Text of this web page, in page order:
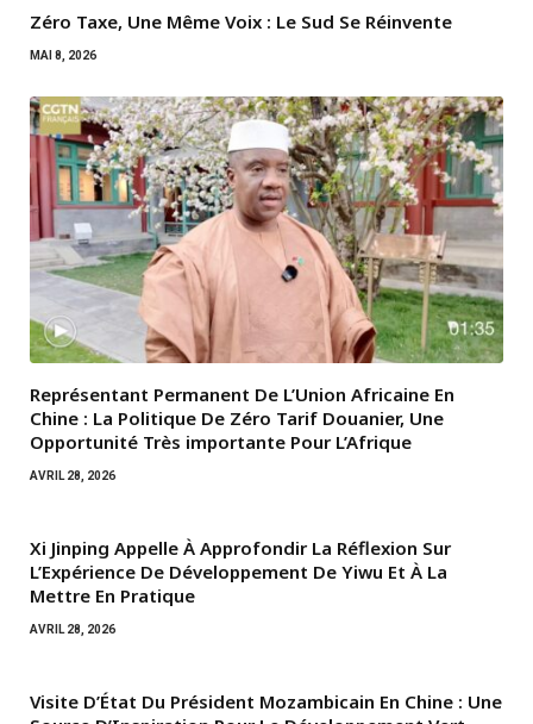
Zéro Taxe, Une Même Voix : Le Sud Se Réinvente
MAI 8, 2026
Représentant Permanent De L’Union Africaine En
Chine : La Politique De Zéro Tarif Douanier, Une
Opportunité Très importante Pour L’Afrique
AVRIL 28, 2026
Xi Jinping Appelle À Approfondir La Réflexion Sur
L’Expérience De Développement De Yiwu Et À La
Mettre En Pratique
AVRIL 28, 2026
Visite D’État Du Président Mozambicain En Chine : Une